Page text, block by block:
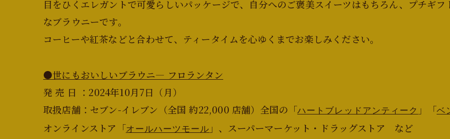
目をひくエレガントで可愛らしいパッケージで、自分へのご褒美スイーツはもちろん、プチギフ
なブラウニーです。
コーヒーや紅茶などと合わせて、ティータイムを心ゆくまでお楽しみください。
●世にもおいしいブラウニ― フロランタン
発 売 日 ：2024年10月7日（月）
取扱店舗：セブン-イレブン（全国 約22,000 店舗）全国の「ハートブレッドアンティーク 」「ベ
オンラインストア「オールハーツモール 」、スーパーマーケット・ドラッグストア など